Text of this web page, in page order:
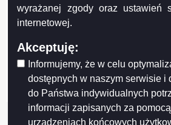
wyrażanej zgody oraz ustawień
internetowej.
Akceptuję:
Informujemy, że w celu
dostępnych w naszym serwisie i
do Państwa indywidualnych
informacji zapisanych za
urządzeniach końcowych
Projekt współfinansowany przez Unię Europejską
FUNDUSZE EUROPEJSKIE - DLA ROZWOJU
Urząd Marszałkowski Województwa
RPOWP